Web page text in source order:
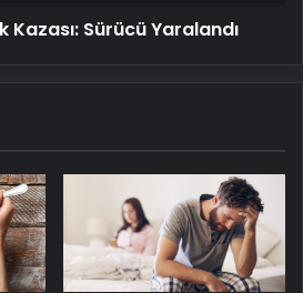
Kazası: Sürücü Yaralandı